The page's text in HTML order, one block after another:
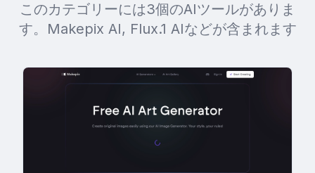
このカテゴリーには3個のAIツールがありま
す。Makepix AI, Flux.1 AIなどが含まれます